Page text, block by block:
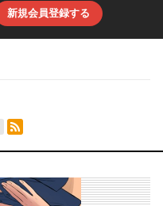
新規会員登録する
RSSフィード